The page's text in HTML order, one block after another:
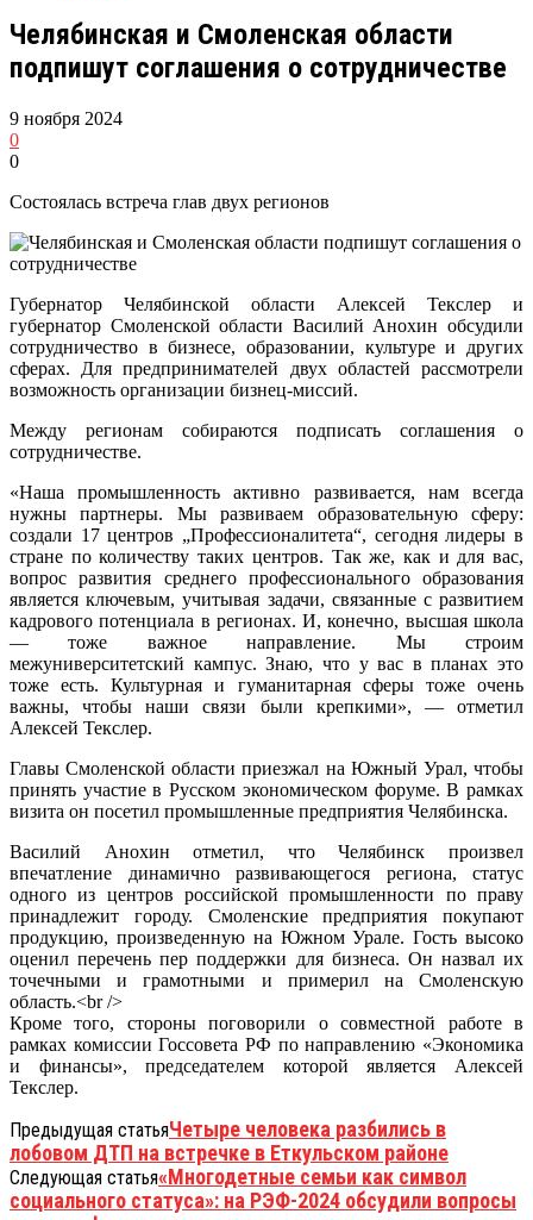
Челябинская и Смоленская области
подпишут соглашения о сотрудничестве
9 ноября 2024
0
0
Состоялась встреча глав двух регионов
Губернатор Челябинской области Алексей Текслер и
губернатор Смоленской области Василий Анохин обсудили
сотрудничество в бизнесе, образовании, культуре и других
сферах. Для предпринимателей двух областей рассмотрели
возможность организации бизнец-миссий.
Между регионам собираются подписать соглашения о
сотрудничестве.
«Наша промышленность активно развивается, нам всегда
нужны партнеры. Мы развиваем образовательную сферу:
создали 17 центров „Профессионалитета“, сегодня лидеры в
стране по количеству таких центров. Так же, как и для вас,
вопрос развития среднего профессионального образования
является ключевым, учитывая задачи, связанные с развитием
кадрового потенциала в регионах. И, конечно, высшая школа
— тоже важное направление. Мы строим
межуниверситетский кампус. Знаю, что у вас в планах это
тоже есть. Культурная и гуманитарная сферы тоже очень
важны, чтобы наши связи были крепкими», — отметил
Алексей Текслер.
Главы Смоленской области приезжал на Южный Урал, чтобы
принять участие в Русском экономическом форуме. В рамках
визита он посетил промышленные предприятия Челябинска.
Василий Анохин отметил, что Челябинск произвел
впечатление динамично развивающегося региона, статус
одного из центров российской промышленности по праву
принадлежит городу. Смоленские предприятия покупают
продукцию, произведенную на Южном Урале. Гость высоко
оценил перечень пер поддержки для бизнеса. Он назвал их
точечными и грамотными и примерил на Смоленскую
область.<br />
Кроме того, стороны поговорили о совместной работе в
рамках комиссии Госсовета РФ по направлению «Экономика
и финансы», председателем которой является Алексей
Текслер.
Предыдущая статьяЧетыре человека разбились в
лобовом ДТП на встречке в Еткульском районе
Следующая статья«Многодетные семьи как символ
социального статуса»: на РЭФ-2024 обсудили вопросы